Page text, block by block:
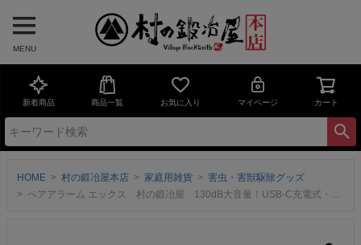
MENU
新着商品 商品一覧 お気に入り マイページ カート
HOME 村の鍛冶屋本店 家庭用雑貨
害虫・害獣駆除グッズ
ベアアラーム エックス 村の鍛冶屋 130dB大音量！USB-C充電式・一体型カラビナ・LEDライト搭載・USBケーブル付き・重量約50gの軽量仕様 【送料無料】ネコポス配送